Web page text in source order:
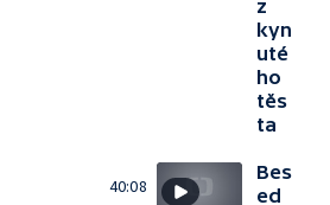
z
kyn
uté
ho
těs
ta
40:08
Bes
ed